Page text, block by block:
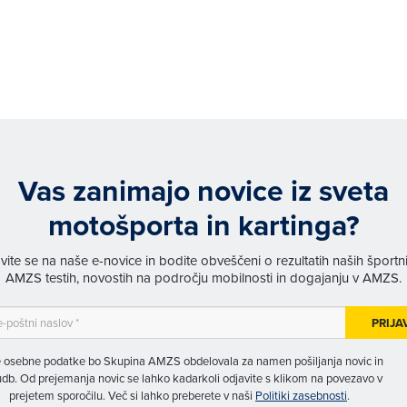
Vas zanimajo novice iz sveta
motošporta in kartinga?
se na naše e-novice in bodite obveščeni o rezultatih naših
AMZS testih, novostih na področju mobilnosti in dogajanju v AMZS.
osebne podatke bo Skupina AMZS obdelovala za namen pošiljanja novic in
Od prejemanja novic se lahko kadarkoli odjavite s klikom na povezavo v
prejetem sporočilu. Več si lahko preberete v naši Politiki zasebnosti.